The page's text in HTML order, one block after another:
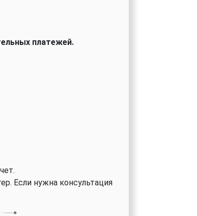
платежей.
Если нужна консультация